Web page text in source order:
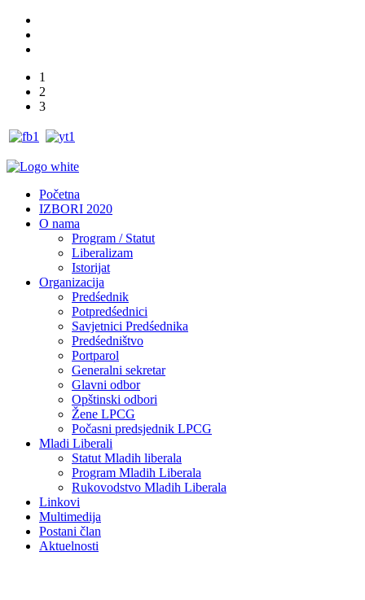
1
2
3
Početna
IZBORI 2020
O nama
Program / Statut
Liberalizam
Istorijat
Organizacija
Predśednik
Potpredśednici
Savjetnici Predśednika
Predśedništvo
Portparol
Generalni sekretar
Glavni odbor
Opštinski odbori
Žene LPCG
Počasni predsjednik LPCG
Mladi Liberali
Statut Mladih liberala
Program Mladih Liberala
Rukovodstvo Mladih Liberala
Linkovi
Multimedija
Postani član
Aktuelnosti